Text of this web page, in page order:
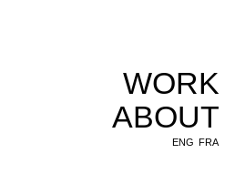
WORK
ABOUT
ENG FRA